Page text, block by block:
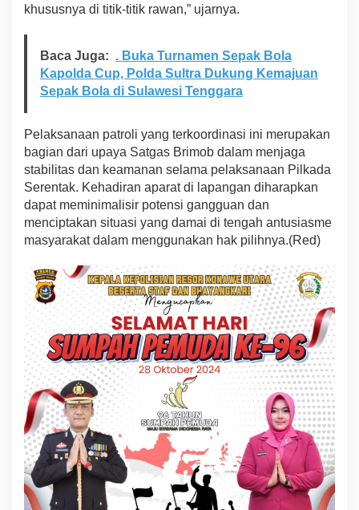
a
a
n
g
k
o
k
a
i
T
P
S
khususnya di titik-titik rawan,” ujarnya.
Baca Juga: . Buka Turnamen Sepak Bola
Kapolda Cup, Polda Sultra Dukung Kemajuan
Sepak Bola di Sulawesi Tenggara
Pelaksanaan patroli yang terkoordinasi ini merupakan
bagian dari upaya Satgas Brimob dalam menjaga
stabilitas dan keamanan selama pelaksanaan Pilkada
Serentak. Kehadiran aparat di lapangan diharapkan
dapat meminimalisir potensi gangguan dan
menciptakan situasi yang damai di tengah antusiasme
masyarakat dalam menggunakan hak pilihnya.(Red)